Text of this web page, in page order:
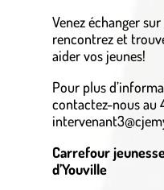
Venez échanger
rencontrez et
aider vos jeunes!
Pour plus
contactez-nous au
Carrefour
d’Youville